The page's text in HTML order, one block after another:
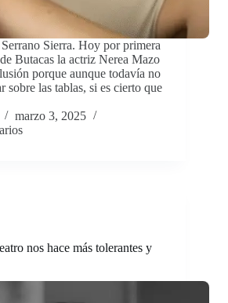
Sierra. Hoy por primera
Butacas la actriz Nerea Mazo
porque aunque todavía no
sobre las tablas, si es cierto que
marzo 3, 2025
nos hace más tolerantes y